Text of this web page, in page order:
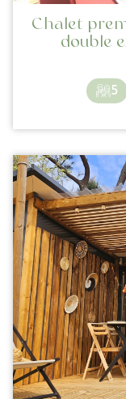
Chalet
double
5